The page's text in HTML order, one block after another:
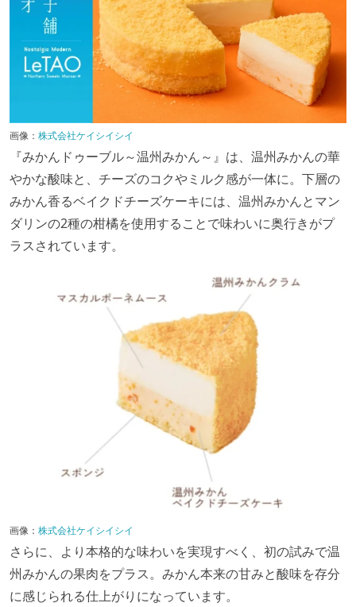
画像： 株式会社ケイシイシイ
『みかんドゥーブル～温州みかん～』は、温州みかんの華
やかな酸味と、チーズのコクやミルク感が一体に。下層の
みかん香るベイクドチーズケーキには、温州みかんとマン
ダリンの2種の柑橘を使用することで味わいに奥行きがプ
ラスされています。
画像： 株式会社ケイシイシイ
さらに、より本格的な味わいを実現すべく、初の試みで温
州みかんの果肉をプラス。みかん本来の甘みと酸味を存分
に感じられる仕上がりになっています。